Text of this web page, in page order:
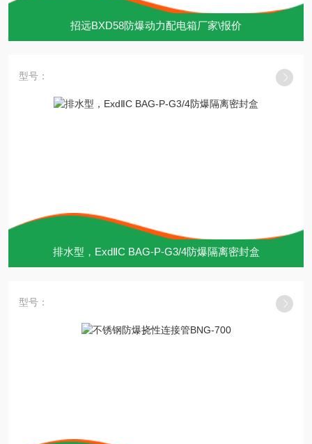
招远BXD58防爆动力配电箱厂家\报价
型号：
排水型，ExdⅡC BAG-P-G3/4防爆隔离密封盒
型号：